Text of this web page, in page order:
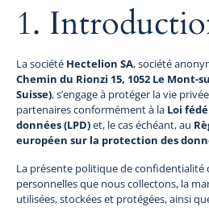
1.
La société Hectelion SA, société
Chemin du Rionzi 15, 1052 Le Mont-
Suisse), s’engage à protéger la vie
partenaires conformément à la Loi
données (LPD)et, le cas échéant, au
européen sur la protection des
La présente politique de confidentialité
personnelles que nous collectons, la
utilisées, stockées et protégées, ainsi